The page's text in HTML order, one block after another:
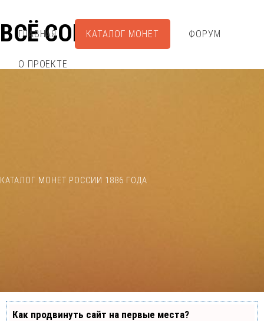
ВСЁ СОБРАЛ
ГЛАВНАЯ КАТАЛОГ МОНЕТ ФОРУМ
О ПРОЕКТЕ
КАТАЛОГ МОНЕТ РОССИИ 1886 ГОДА
Как продвинуть сайт на первые места?